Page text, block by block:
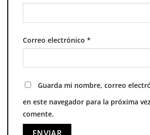
Correo electrónico *
Guarda mi nombre, correo
en este navegador para la próxima
comente.